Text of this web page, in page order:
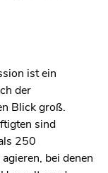
ist ein
der
Blick groß.
sind
250
bei denen